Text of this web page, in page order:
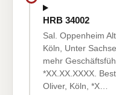
HRB 34002
Sal. Oppenheim
Köln, Unter
mehr
*XX.XX.XXXX.
Oliver, Köln, *X…